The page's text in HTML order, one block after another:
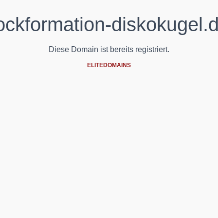
Diese Domain ist bereits registriert.
ELITEDOMAINS